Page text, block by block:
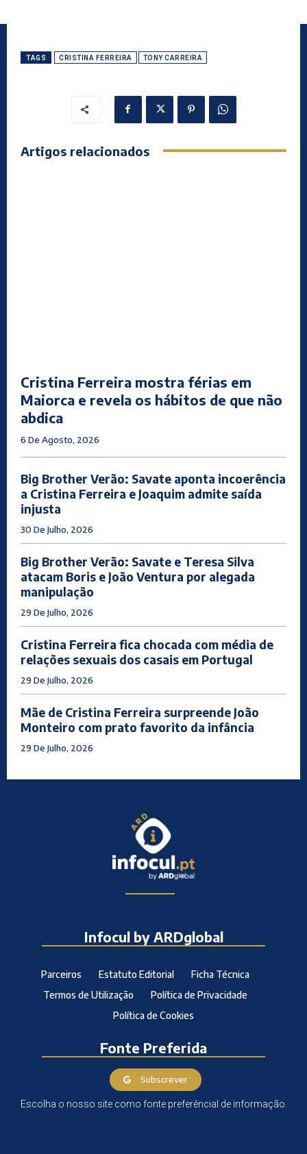
TAGS CRISTINA FERREIRA TONY CARREIRA
Artigos relacionados
Cristina Ferreira mostra férias em
Maiorca e revela os hábitos de que não
abdica
6 De Agosto, 2026
Big Brother Verão: Savate aponta incoerência
a Cristina Ferreira e Joaquim admite saída
injusta
30 De Julho, 2026
Big Brother Verão: Savate e Teresa Silva
atacam Boris e João Ventura por alegada
manipulação
29 De Julho, 2026
Cristina Ferreira fica chocada com média de
relações sexuais dos casais em Portugal
29 De Julho, 2026
Mãe de Cristina Ferreira surpreende João
Monteiro com prato favorito da infância
29 De Julho, 2026
Infocul by ARDglobal
Parceiros Estatuto Editorial
Ficha Técnica
Termos de Utilização
Política de Privacidade
Política de Cookies
Fonte Preferida
Subscrever
Escolha o nosso site como fonte preferêncial de informação.